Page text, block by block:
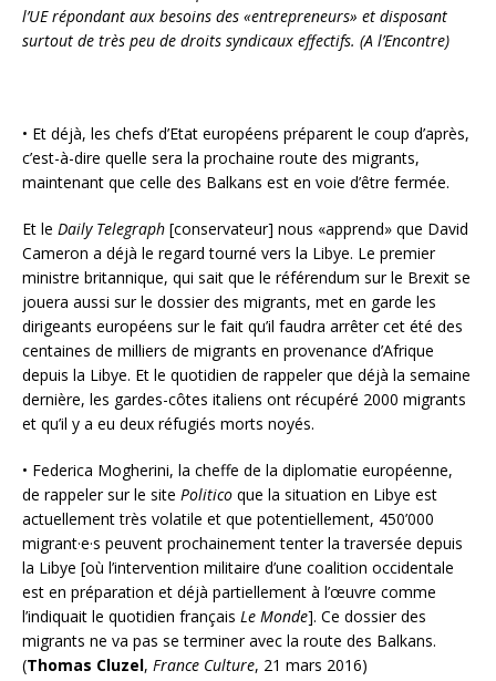
l’UE répondant aux besoins des «entrepreneurs» et disposant
surtout de très peu de droits syndicaux effectifs. (A l’Encontre)
• Et déjà, les chefs d’Etat européens préparent le coup d’après,
c’est-à-dire quelle sera la prochaine route des migrants,
maintenant que celle des Balkans est en voie d’être fermée.
Et le Daily Telegraph [conservateur] nous «apprend» que David
Cameron a déjà le regard tourné vers la Libye. Le premier
ministre britannique, qui sait que le référendum sur le Brexit se
jouera aussi sur le dossier des migrants, met en garde les
dirigeants européens sur le fait qu’il faudra arrêter cet été des
centaines de milliers de migrants en provenance d’Afrique
depuis la Libye. Et le quotidien de rappeler que déjà la semaine
dernière, les gardes-côtes italiens ont récupéré 2000 migrants
et qu’il y a eu deux réfugiés morts noyés.
• Federica Mogherini, la cheffe de la diplomatie européenne,
de rappeler sur le site Politico que la situation en Libye est
actuellement très volatile et que potentiellement, 450’000
migrant·e·s peuvent prochainement tenter la traversée depuis
la Libye [où l’intervention militaire d’une coalition occidentale
est en préparation et déjà partiellement à l’œuvre comme
l’indiquait le quotidien français Le Monde]. Ce dossier des
migrants ne va pas se terminer avec la route des Balkans.
(Thomas Cluzel, France Culture, 21 mars 2016)